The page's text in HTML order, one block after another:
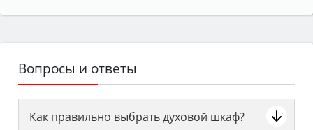
Вопросы и ответы
Как правильно выбрать духовой шкаф?